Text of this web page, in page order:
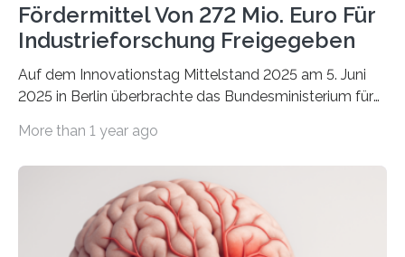
Fördermittel Von 272 Mio. Euro Für
Industrieforschung Freigegeben
Auf dem Innovationstag Mittelstand 2025 am 5. Juni
2025 in Berlin überbrachte das Bundesministerium für
Überplanmäßige Verpflichtungsermächtigungen in
Woche vom Haushaltsausschuss freigegeben – unter
anderem zur Unterstützung der
Industrieforschungsprogramme Industrielle
Gemeinschaftsforschung (IGF), Zentrales
More than 1 year ago